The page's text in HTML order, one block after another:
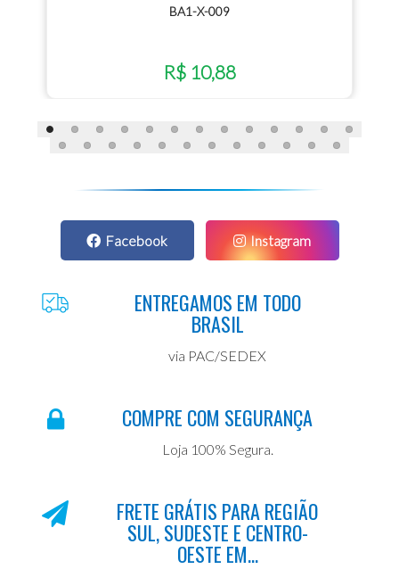
BA1-X-009
R$ 10,88
Facebook Instagram
ENTREGAMOS EM TODO
BRASIL
via PAC/SEDEX
COMPRE COM SEGURANÇA
Loja 100% Segura.
FRETE GRÁTIS PARA REGIÃO
SUL, SUDESTE E CENTRO-
OESTE EM...